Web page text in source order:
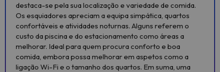
destaca-se pela sua localização e variedade de comida.
Os esquiadores apreciam a equipa simpática, quartos
confortáveis e atividades noturnas. Alguns referem o
custo da piscina e do estacionamento como áreas a
melhorar. Ideal para quem procura conforto e boa
comida, embora possa melhorar em aspetos como a
ligação Wi-Fi e o tamanho dos quartos. Em suma, uma